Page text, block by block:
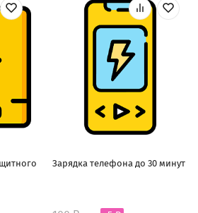
Зарядка телефона до 30 минут